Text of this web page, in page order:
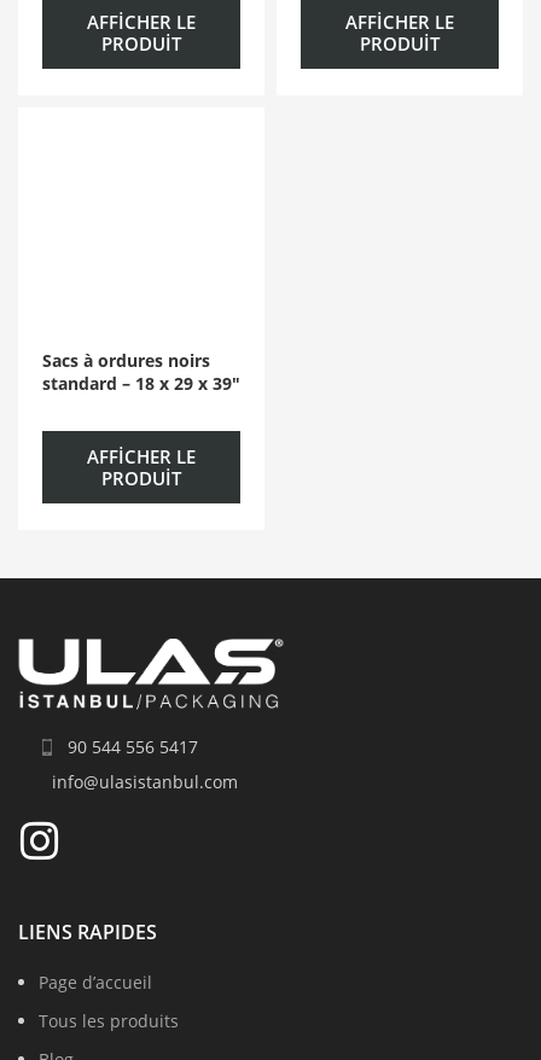
AFFICHER LE
PRODUIT
AFFICHER LE
PRODUIT
Sacs à ordures noirs
standard – 18 x 29 x 39″
AFFICHER LE
PRODUIT
90 544 556 5417
info@ulasistanbul.com
LIENS RAPIDES
Page d’accueil
Tous les produits